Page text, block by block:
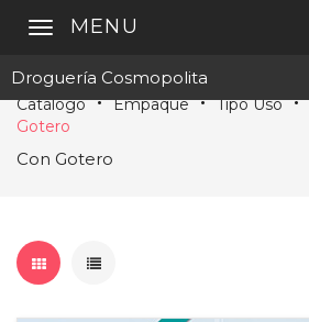
Droguería Cosmopolita
MENU
Catálogo Empaque Tipo Uso
Gotero
Con Gotero